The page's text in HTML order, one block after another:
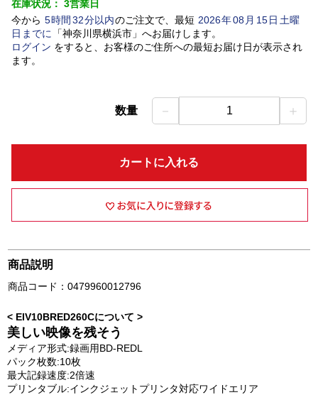
在庫状況： 3営業日
今から 5時間 32分以内のご注文で、最短 2026年08 月 15日土曜
日 までに 「神奈川県横浜市」 へお届けします。
ログイン をすると、お客様のご住所への最短お届け日が表示され
ます。
数量 － 1 ＋
カートに入れる
商品説明
商品コード：0479960012796
< EIV10BRED260Cについて >
美しい映像を残そう
メディア形式:録画用BD-REDL
パック枚数:10枚
最大記録速度:2倍速
プリンタブル:インクジェットプリンタ対応ワイドエリア